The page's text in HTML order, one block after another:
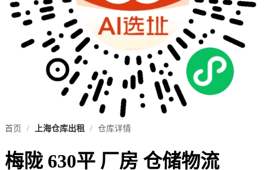
首页 / 上海仓库出租 / 仓库详情
梅陇 630平 厂房 仓储物流